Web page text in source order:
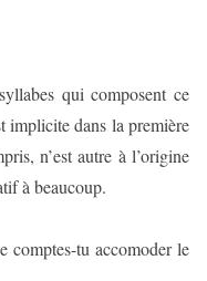
qui composent ce
implicite dans la première
n’est autre à l’origine
à beaucoup.
comptes-tu accomoder le